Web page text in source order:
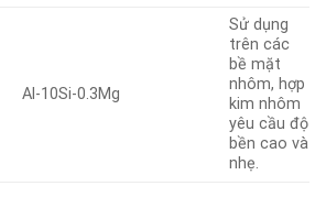
Al-10Si-0.3Mg
Sử dụng
trên các
bề mặt
nhôm, hợp
kim nhôm
yêu cầu độ
bền cao và
nhẹ.